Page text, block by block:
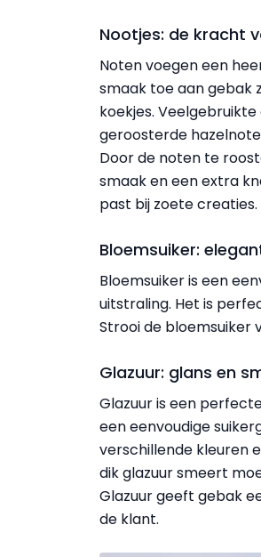
Nootjes: de kracht
Noten voegen een
smaak toe aan gebak
koekjes.
geroosterde
Door de noten te
smaak en een extra
past bij zoete creaties.
Bloemsuiker:
Bloemsuiker is een
uitstraling. Het is
Strooi de bloemsuiker
Glazuur: glans en
Glazuur is een
een eenvoudige
verschillende kleuren
dik glazuur smeert
Glazuur geeft gebak
de klant.